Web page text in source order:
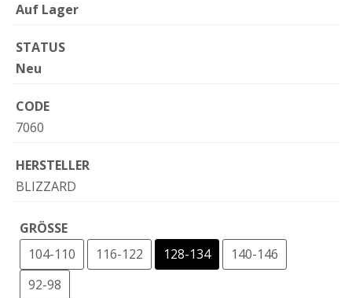
Auf Lager
STATUS
Neu
CODE
7060
HERSTELLER
BLIZZARD
GRÖSSE
104-110
116-122 128-134
140-146
92-98